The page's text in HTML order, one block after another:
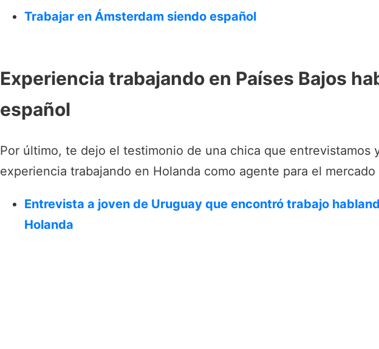
Trabajar en Ámsterdam siendo español
Experiencia trabajando en Países Bajos
español
Por último, te dejo el testimonio de una chica que entrevistamos
experiencia trabajando en Holanda como agente para el mercado
Entrevista a joven de Uruguay que encontró trabajo
Holanda